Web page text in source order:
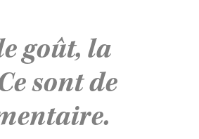
goût, la
sont de